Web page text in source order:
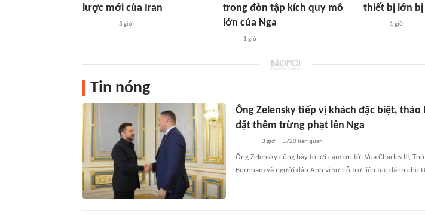
lược mới của Iran
3 giờ
trong đòn tập kích quy mô
lớn của Nga
1 giờ
thiết bị lớn
1 giờ
Tin nóng
Ông Zelensky tiếp vị khách đặc biệt, thảo
đặt thêm trừng phạt lên Nga
3 giờ 3720 liên quan
Ông Zelensky cũng bày tỏ lời cảm ơn tới Vua Charles III,
Burnham và người dân Anh vì sự hỗ trợ liên tục dành cho